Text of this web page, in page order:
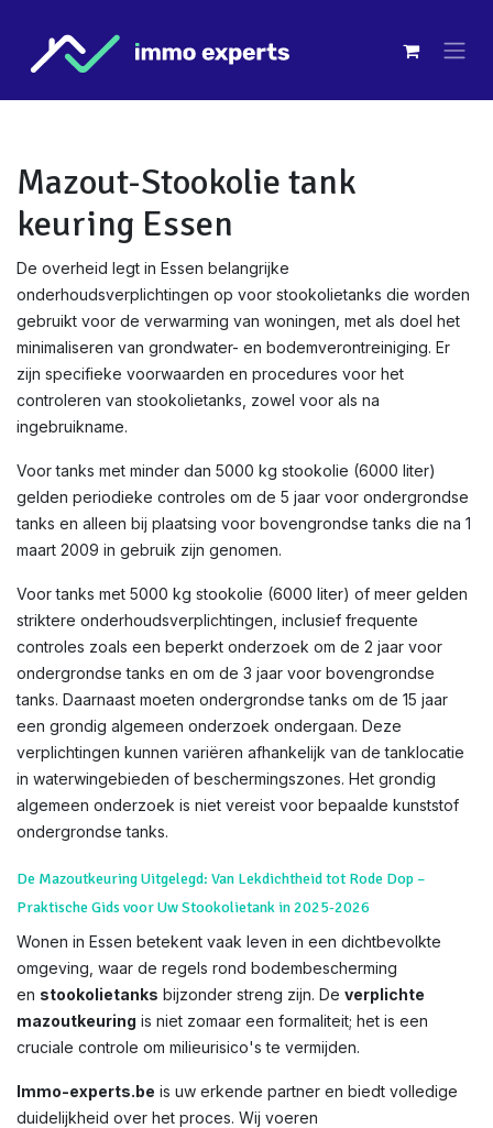
Mazout-Stookolie tank
keuring Essen
De overheid legt in Essen belangrijke
onderhoudsverplichtingen op voor stookolietanks die worden
gebruikt voor de verwarming van woningen, met als doel het
minimaliseren van grondwater- en bodemverontreiniging. Er
zijn specifieke voorwaarden en procedures voor het
controleren van stookolietanks, zowel voor als na
ingebruikname.
Voor tanks met minder dan 5000 kg stookolie (6000 liter)
gelden periodieke controles om de 5 jaar voor ondergrondse
tanks en alleen bij plaatsing voor bovengrondse tanks die na 1
maart 2009 in gebruik zijn genomen.
Voor tanks met 5000 kg stookolie (6000 liter) of meer gelden
striktere onderhoudsverplichtingen, inclusief frequente
controles zoals een beperkt onderzoek om de 2 jaar voor
ondergrondse tanks en om de 3 jaar voor bovengrondse
tanks. Daarnaast moeten ondergrondse tanks om de 15 jaar
een grondig algemeen onderzoek ondergaan. Deze
verplichtingen kunnen variëren afhankelijk van de tanklocatie
in waterwingebieden of beschermingszones. Het grondig
algemeen onderzoek is niet vereist voor bepaalde kunststof
ondergrondse tanks.
De Mazoutkeuring Uitgelegd: Van Lekdichtheid tot Rode Dop –
Praktische Gids voor Uw Stookolietank in 2025-2026
Wonen in Essen betekent vaak leven in een dichtbevolkte
omgeving, waar de regels rond bodembescherming
en stookolietanks bijzonder streng zijn. De verplichte
mazoutkeuring is niet zomaar een formaliteit; het is een
cruciale controle om milieurisico's te vermijden.
Immo-experts.be is uw erkende partner en biedt volledige
duidelijkheid over het proces. Wij voeren